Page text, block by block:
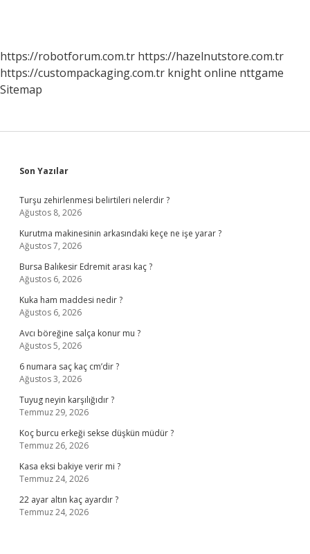
https://robotforum.com.tr https://hazelnutstore.com.tr
https://custompackaging.com.tr knight online nttgame
Sitemap
Sidebar
Son Yazılar
Turşu zehirlenmesi belirtileri nelerdir ?
Ağustos 8, 2026
Kurutma makinesinin arkasındaki keçe ne işe yarar ?
Ağustos 7, 2026
Bursa Balıkesir Edremit arası kaç ?
Ağustos 6, 2026
Kuka ham maddesi nedir ?
Ağustos 6, 2026
Avcı böreğine salça konur mu ?
Ağustos 5, 2026
6 numara saç kaç cm’dir ?
Ağustos 3, 2026
Tuyug neyin karşılığıdır ?
Temmuz 29, 2026
Koç burcu erkeği sekse düşkün müdür ?
Temmuz 26, 2026
Kasa eksi bakiye verir mi ?
Temmuz 24, 2026
22 ayar altın kaç ayardır ?
Temmuz 24, 2026